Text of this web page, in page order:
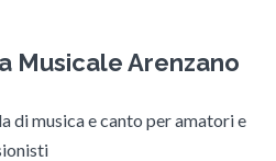
Musicale Arenzano
di musica e canto per amatori e